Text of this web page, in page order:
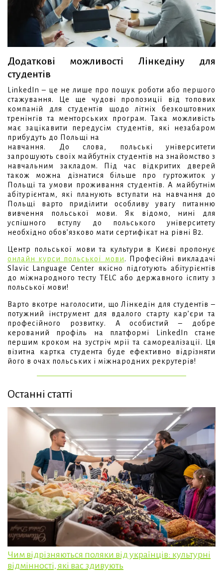
Додаткові можливості Лінкедіну для
студентів
LinkedIn – це не лише про пошук роботи або першого
стажування. Це ще чудові пропозиції від топових
компаній для студентів щодо літніх безкоштовних
тренінгів та менторських програм. Така можливість
має зацікавити передусім студентів, які незабаром
прибудуть до Польщі на
навчання. До слова, польські університети
запрошують своїх майбутніх студентів на знайомство з
навчальним закладом. Під час відкритих дверей
також можна дізнатися більше про гуртожиток у
Польщі та умови проживання студентів. А майбутнім
абітурієнтам, які планують вступати на навчання до
Польщі варто приділити особливу увагу питанню
вивчення польської мови. Як відомо, нині для
успішного вступу до польського університету
необхідно обов’язково мати сертифікат на рівні В2.
Центр польської мови та культури в Києві пропонує
онлайн курси польської мови. Професійні викладачі
Slavic Language Center якісно підготують абітурієнтів
до міжнародного тесту TELC або державного іспиту з
польської мови!
Варто вкотре наголосити, що Лінкедін для студентів –
потужний інструмент для вдалого старту кар’єри та
професійного розвитку. А особистий – добре
керований профіль на платформі LinkedIn стане
першим кроком на зустріч мрії та самореалізації. Ця
візитна картка студента буде ефективно відрізняти
його в очах польських і міжнародних рекрутерів!
Останні статті
Чим відрізняються поляки від українців: культурні
відмінності, які вас здивують